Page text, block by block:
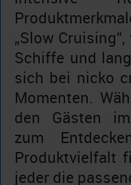
„Slow
Schiffe und
sich bei nicko
Momenten.
den Gästen
zum
Produktvielfalt
jeder die